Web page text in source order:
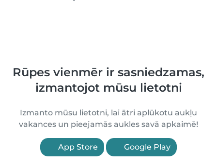
Rūpes vienmēr ir sasniedzamas,
izmantojot mūsu lietotni
Izmanto mūsu lietotni, lai ātri aplūkotu aukļu
vakances un pieejamās aukles savā apkaimē!
App Store Google Play